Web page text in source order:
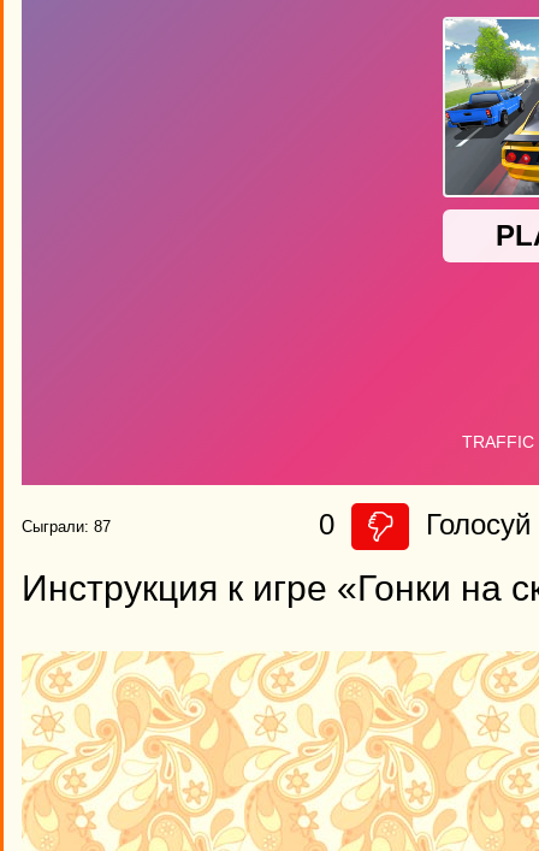
Сыграли: 87 0 Голосуй
Инструкция к игре «Гонки на